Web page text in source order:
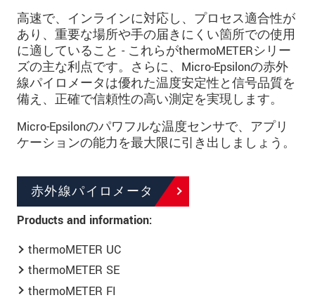
高速で、インラインに対応し、プロセス適合性が
あり、重要な場所や手の届きにくい箇所での使用
に適していること - これらがthermoMETERシリー
ズの主な利点です。さらに、Micro-Epsilonの赤外
線パイロメータは優れた温度安定性と信号品質を
備え、正確で信頼性の高い測定を実現します。
Micro-Epsilonのパワフルな温度センサで、アプリ
ケーションの能力を最大限に引き出しましょう。
赤外線パイロメータ
Products and information:
thermoMETER UC
thermoMETER SE
thermoMETER FI